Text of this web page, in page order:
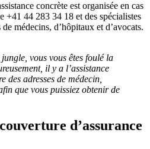
concrète est organisée en cas
+41 44 283 34 18 et des spécialistes
médecins, d’hôpitaux et d’avocats.
vous vous êtes foulé la
il y a l’assistance
des adresses de médecin,
que vous puissiez obtenir de
d’assurance